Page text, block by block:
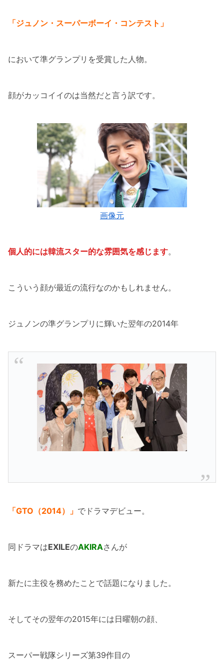
「ジュノン・スーパーボーイ・コンテスト」
において準グランプリを受賞した人物。
顔がカッコイイのは当然だと言う訳です。
画像元
個人的には韓流スター的な雰囲気を感じます。
こういう顔が最近の流行なのかもしれません。
ジュノンの準グランプリに輝いた翌年の2014年
「GTO（2014）」 でドラマデビュー。
同ドラマはEXILEのAKIRAさんが
新たに主役を務めたことで話題になりました。
そしてその翌年の2015年には日曜朝の顔、
スーパー戦隊シリーズ第39作目の